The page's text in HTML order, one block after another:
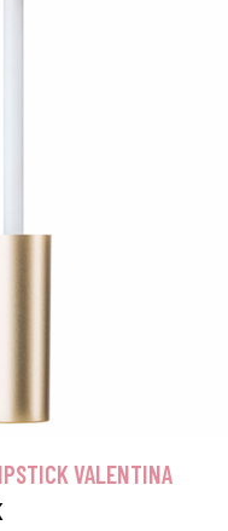
VALENTINA